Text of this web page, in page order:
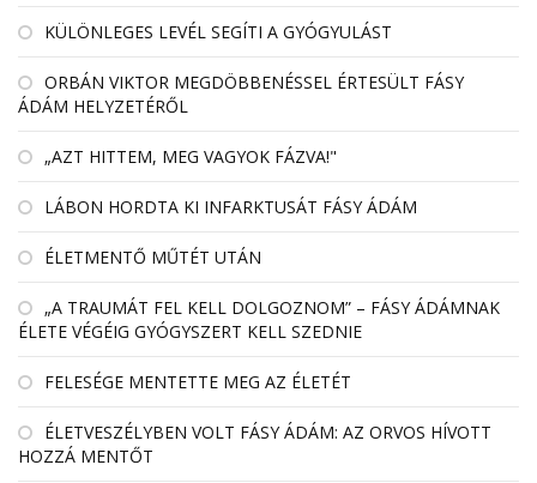
KÜLÖNLEGES LEVÉL SEGÍTI A GYÓGYULÁST
ORBÁN VIKTOR MEGDÖBBENÉSSEL ÉRTESÜLT FÁSY
ÁDÁM HELYZETÉRŐL
„AZT HITTEM, MEG VAGYOK FÁZVA!"
LÁBON HORDTA KI INFARKTUSÁT FÁSY ÁDÁM
ÉLETMENTŐ MŰTÉT UTÁN
„A TRAUMÁT FEL KELL DOLGOZNOM” – FÁSY ÁDÁMNAK
ÉLETE VÉGÉIG GYÓGYSZERT KELL SZEDNIE
FELESÉGE MENTETTE MEG AZ ÉLETÉT
ÉLETVESZÉLYBEN VOLT FÁSY ÁDÁM: AZ ORVOS HÍVOTT
HOZZÁ MENTŐT